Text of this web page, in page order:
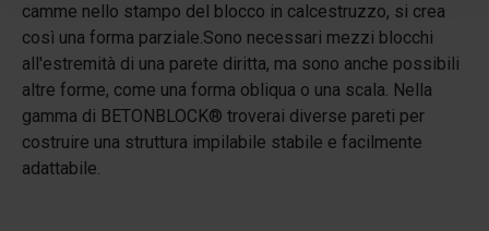
camme nello stampo del blocco in calcestruzzo, si crea
così una forma parziale.Sono necessari mezzi blocchi
all'estremità di una parete diritta, ma sono anche possibili
altre forme, come una forma obliqua o una scala. Nella
gamma di BETONBLOCK® troverai diverse pareti per
costruire una struttura impilabile stabile e facilmente
adattabile.